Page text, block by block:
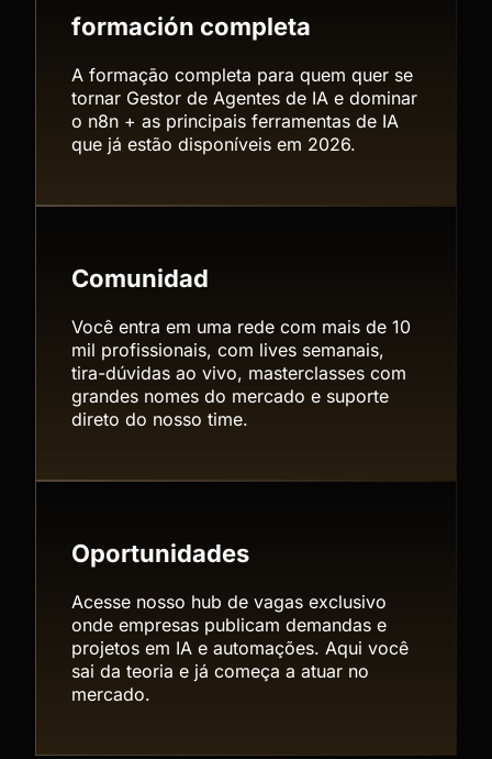
formación completa
A formação completa para quem quer se
tornar Gestor de Agentes de IA e dominar
o n8n + as principais ferramentas de IA
que já estão disponíveis em 2026.
Comunidad
Você entra em uma rede com mais de 10
mil profissionais, com lives semanais,
tira-dúvidas ao vivo, masterclasses com
grandes nomes do mercado e suporte
direto do nosso time.
Oportunidades
Acesse nosso hub de vagas exclusivo
onde empresas publicam demandas e
projetos em IA e automações. Aqui você
sai da teoria e já começa a atuar no
mercado.